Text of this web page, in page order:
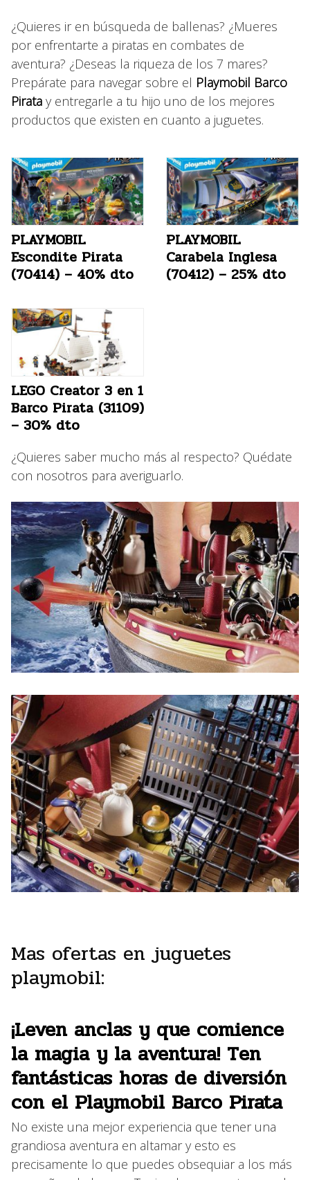
¿Quieres ir en búsqueda de ballenas? ¿Mueres
por enfrentarte a piratas en combates de
aventura? ¿Deseas la riqueza de los 7 mares?
Prepárate para navegar sobre el Playmobil Barco
Pirata y entregarle a tu hijo uno de los mejores
productos que existen en cuanto a juguetes.
PLAYMOBIL
Escondite Pirata
(70414) – 40% dto
PLAYMOBIL
Carabela Inglesa
(70412) – 25% dto
LEGO Creator 3 en 1
Barco Pirata (31109)
– 30% dto
¿Quieres saber mucho más al respecto? Quédate
con nosotros para averiguarlo.
Mas ofertas en juguetes
playmobil:
¡Leven anclas y que comience
la magia y la aventura! Ten
fantásticas horas de diversión
con el Playmobil Barco Pirata
No existe una mejor experiencia que tener una
grandiosa aventura en altamar y esto es
precisamente lo que puedes obsequiar a los más